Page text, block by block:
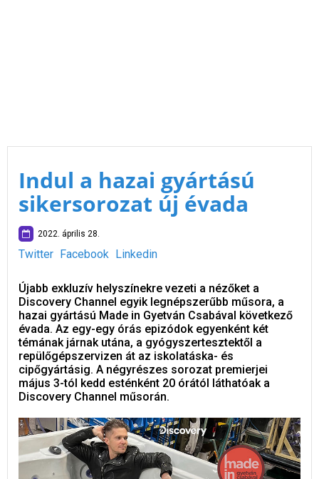
Indul a hazai gyártású
sikersorozat új évada
2022. április 28.
Twitter Facebook Linkedin
Újabb exkluzív helyszínekre vezeti a nézőket a
Discovery Channel egyik legnépszerűbb műsora, a
hazai gyártású Made in Gyetván Csabával következő
évada. Az egy-egy órás epizódok egyenként két
témának járnak utána, a gyógyszertesztektől a
repülőgépszervizen át az iskolatáska- és
cipőgyártásig. A négyrészes sorozat premierjei
május 3-tól kedd esténként 20 órától láthatóak a
Discovery Channel műsorán.